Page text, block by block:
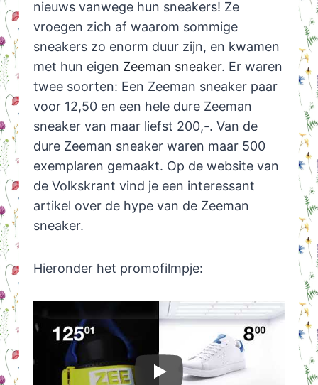
nieuws vanwege hun sneakers! Ze
vroegen zich af waarom sommige
sneakers zo enorm duur zijn, en kwamen
met hun eigen Zeeman sneaker. Er waren
twee soorten: Een Zeeman sneaker paar
voor 12,50 en een hele dure Zeeman
sneaker van maar liefst 200,-. Van de
dure Zeeman sneaker waren maar 500
exemplaren gemaakt. Op de website van
de Volkskrant vind je een interessant
artikel over de hype van de Zeeman
sneaker.
Hieronder het promofilmpje: